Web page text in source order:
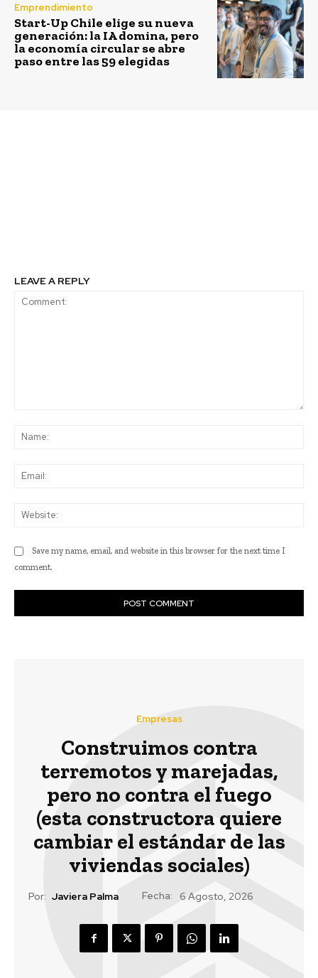
Emprendimiento
Start-Up Chile elige su nueva
generación: la IA domina, pero
la economía circular se abre
paso entre las 59 elegidas
LEAVE A REPLY
Save my name, email, and website in this browser for the next time I
comment.